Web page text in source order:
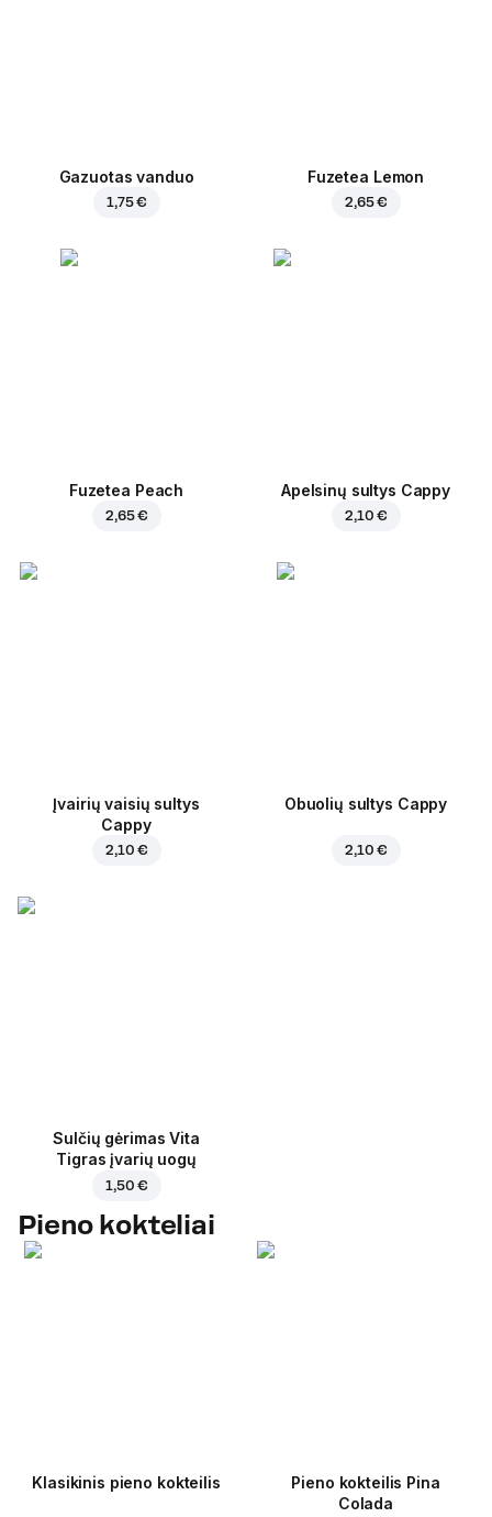
Gazuotas vanduo
1,75 €
Fuzetea Lemon
2,65 €
Fuzetea Peach
2,65 €
Apelsinų sultys Cappy
2,10 €
Įvairių vaisių sultys
Cappy
2,10 €
Obuolių sultys Cappy
2,10 €
Sulčių gėrimas Vita
Tigras įvarių uogų
1,50 €
Pieno kokteliai
Klasikinis pieno kokteilis
Pieno kokteilis Pina
Colada